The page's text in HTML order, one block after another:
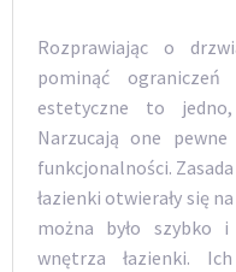
Rozprawiając o
pominąć ograniczeń
estetyczne to
Narzucają one
funkcjonalności.
łazienki otwierały się
można było szybko
wnętrza łazienki.